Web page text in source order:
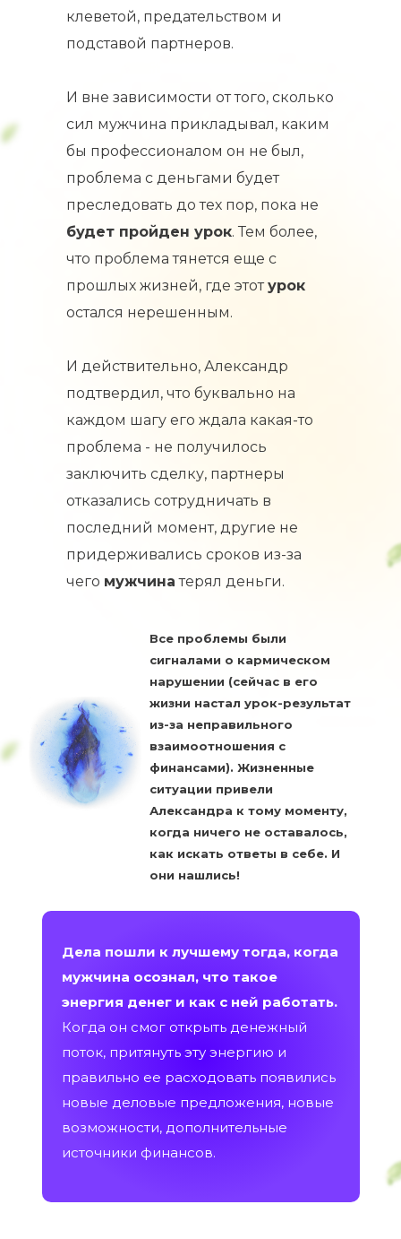
Дела пошли к лучшему тогда, когда
мужчина осознал, что такое
энергия денег и как с ней работать.
Когда он смог открыть денежный
поток, притянуть эту энергию и
правильно ее расходовать появились
новые деловые предложения, новые
возможности, дополнительные
источники финансов.
Все проблемы были
сигналами о кармическом
нарушении (сейчас в его
жизни настал урок-результат
из-за неправильного
взаимоотношения с
финансами). Жизненные
ситуации привели
Александра к тому моменту,
когда ничего не оставалось,
как искать ответы в себе. И
они нашлись!
клеветой, предательством и
подставой партнеров.
И вне зависимости от того, сколько
сил мужчина прикладывал, каким
бы профессионалом он не был,
проблема с деньгами будет
преследовать до тех пор, пока не
будет пройден урок. Тем более,
что проблема тянется еще с
прошлых жизней, где этотурок
остался нерешенным.
И действительно, Александр
подтвердил, что буквально на
каждом шагу его ждала какая-то
проблема - не получилось
заключить сделку, партнеры
отказались сотрудничать в
последний момент, другие не
придерживались сроков из-за
чего мужчина терял деньги.